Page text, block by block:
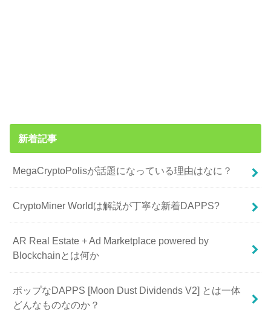
新着記事
MegaCryptоPolisが話題になっている理由はなに？
CryptoMiner Worldは解説が丁寧な新着DAPPS?
AR Real Estate + Ad Marketplace powered by
Blockchainとは何か
ポップなDAPPS [Moon Dust Dividends V2] とは一体
どんなものなのか？